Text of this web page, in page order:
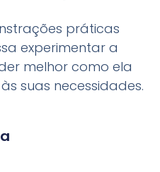
práticas
experimentar a
melhor como ela
suas necessidades.